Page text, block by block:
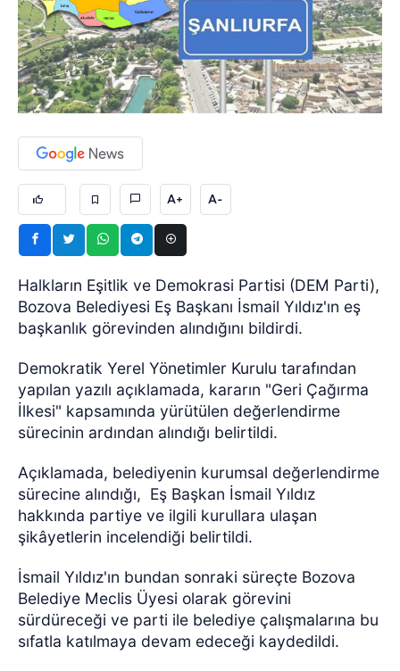
A+ A-
Halkların Eşitlik ve Demokrasi Partisi (DEM Parti),
Bozova Belediyesi Eş Başkanı İsmail Yıldız'ın eş
başkanlık görevinden alındığını bildirdi.
Demokratik Yerel Yönetimler Kurulu tarafından
yapılan yazılı açıklamada, kararın "Geri Çağırma
İlkesi" kapsamında yürütülen değerlendirme
sürecinin ardından alındığı belirtildi.
Açıklamada, belediyenin kurumsal değerlendirme
sürecine alındığı, Eş Başkan İsmail Yıldız
hakkında partiye ve ilgili kurullara ulaşan
şikâyetlerin incelendiği belirtildi.
İsmail Yıldız'ın bundan sonraki süreçte Bozova
Belediye Meclis Üyesi olarak görevini
sürdüreceği ve parti ile belediye çalışmalarına bu
sıfatla katılmaya devam edeceği kaydedildi.